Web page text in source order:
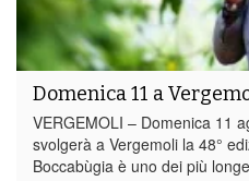
Domenica 11 a
VERGEMOLI – Domenica 11
svolgerà a Vergemoli la 48°
Boccabùgia è uno dei più